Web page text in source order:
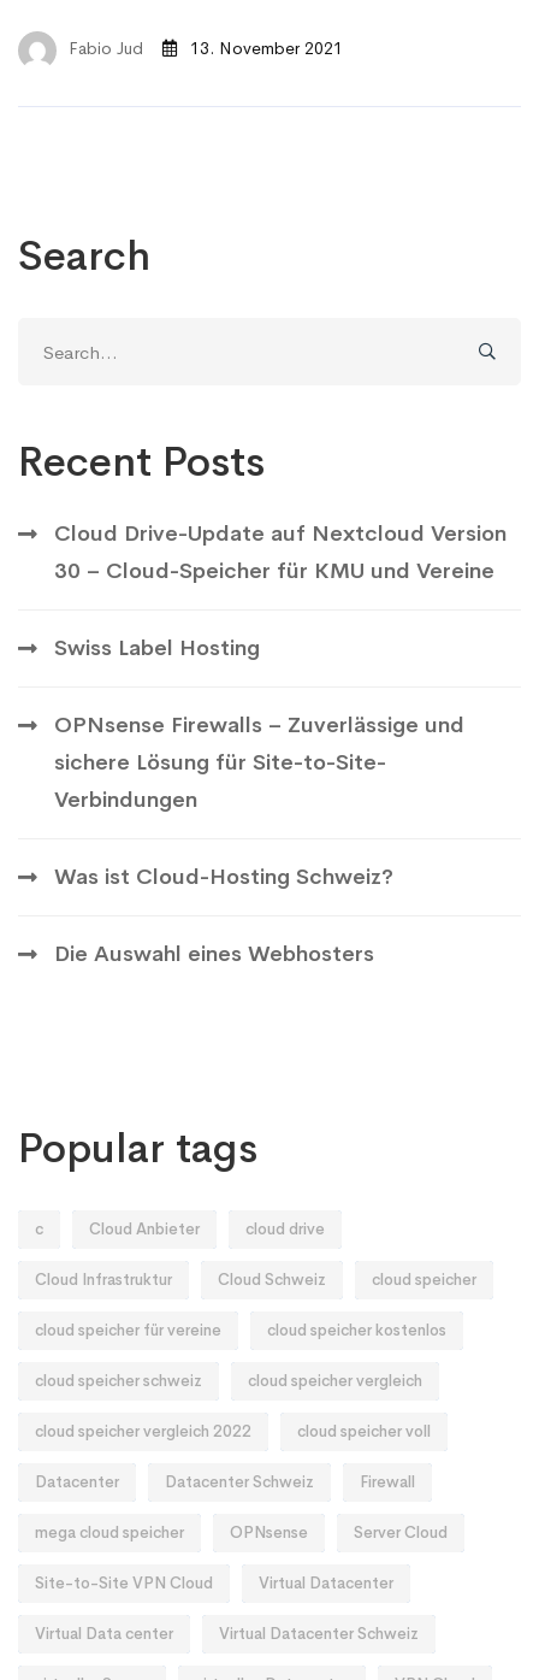
Fabio Jud 13. November 2021
Search
for:
Recent Posts
Cloud Drive-Update auf Nextcloud Version
30 – Cloud-Speicher für KMU und Vereine
Swiss Label Hosting
OPNsense Firewalls – Zuverlässige und
sichere Lösung für Site-to-Site-
Verbindungen
Was ist Cloud-Hosting Schweiz?
Die Auswahl eines Webhosters
Popular tags
c Cloud Anbieter cloud drive
Cloud Infrastruktur Cloud Schweiz cloud speicher
cloud speicher für vereine cloud speicher kostenlos
cloud speicher schweiz cloud speicher vergleich
cloud speicher vergleich 2022 cloud speicher voll
Datacenter Datacenter Schweiz Firewall
mega cloud speicher OPNsense Server Cloud
Site-to-Site VPN Cloud Virtual Datacenter
Virtual Data center Virtual Datacenter Schweiz